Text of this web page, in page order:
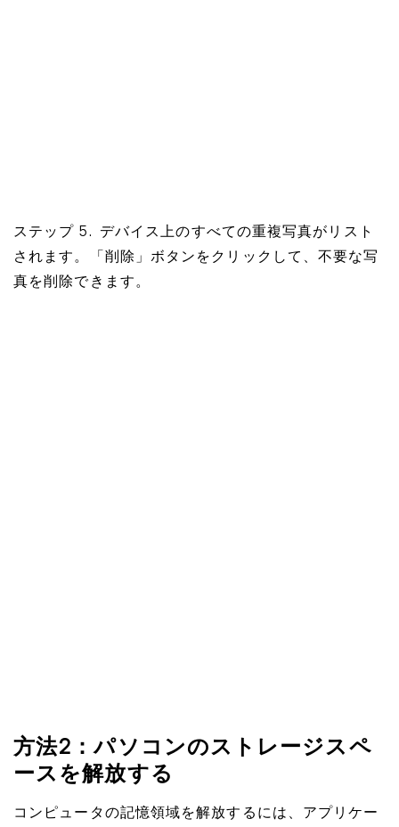
ステップ 5. デバイス上のすべての重複写真がリスト
されます。「削除」ボタンをクリックして、不要な写
真を削除できます。
方法2：パソコンのストレージスペ
ースを解放する
コンピュータの記憶領域を解放するには、アプリケー